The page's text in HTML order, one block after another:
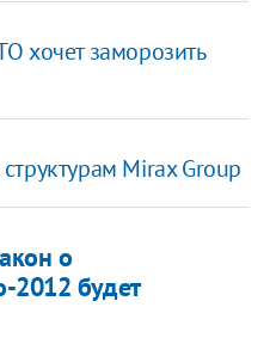
хочет заморозить
Mirax Group
о
2012 будет